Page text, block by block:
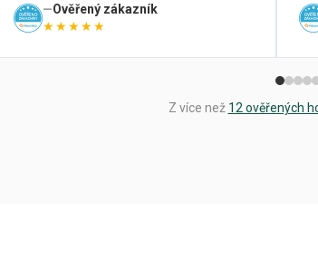
Ověřený zákazník
★★★★★
Z více než 12 ověřených